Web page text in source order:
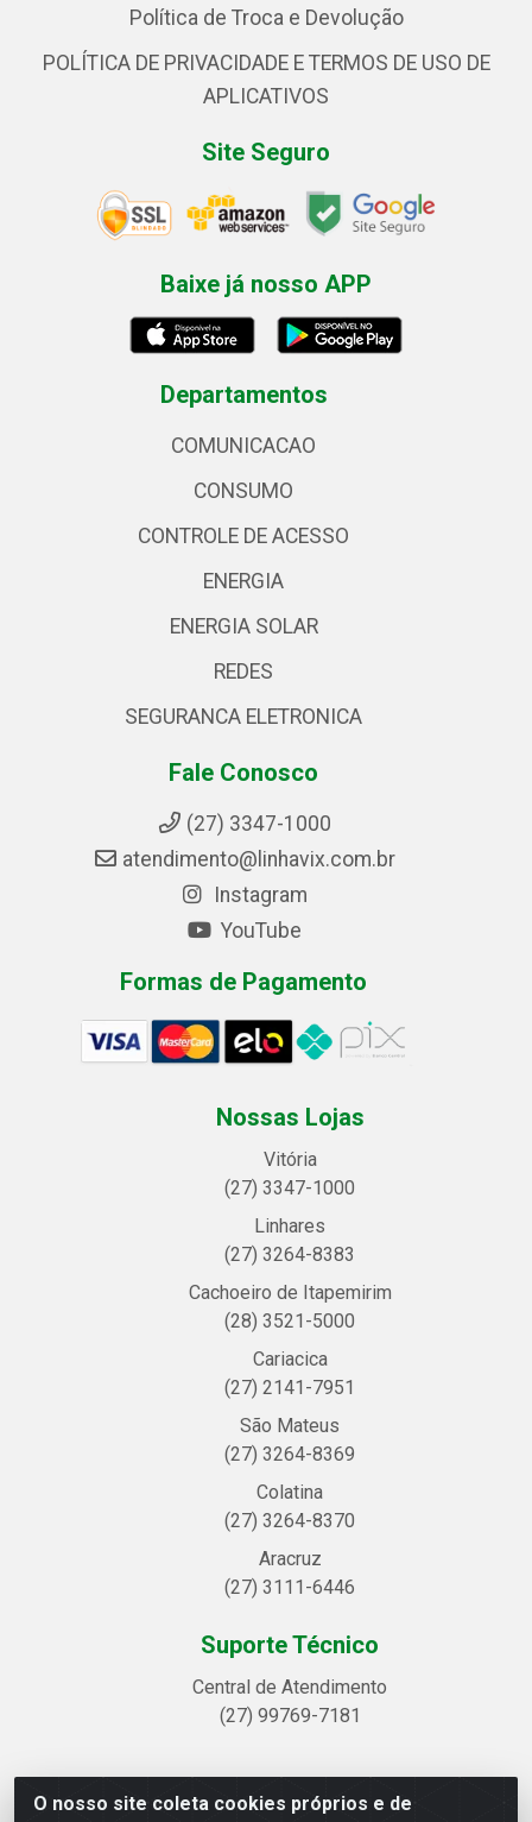
O nosso site coleta cookies próprios e de
Política de Troca e Devolução
POLÍTICA DE PRIVACIDADE E TERMOS DE USO DE
APLICATIVOS
Site Seguro
Baixe já nosso APP
Departamentos
COMUNICACAO
CONSUMO
CONTROLE DE ACESSO
ENERGIA
ENERGIA SOLAR
REDES
SEGURANCA ELETRONICA
Fale Conosco
(27) 3347-1000
atendimento@linhavix.com.br
Instagram
YouTube
Formas de Pagamento
Nossas Lojas
Vitória
(27) 3347-1000
Linhares
(27) 3264-8383
Cachoeiro de Itapemirim
(28) 3521-5000
Cariacica
(27) 2141-7951
São Mateus
(27) 3264-8369
Colatina
(27) 3264-8370
Aracruz
(27) 3111-6446
Suporte Técnico
Central de Atendimento
(27) 99769-7181